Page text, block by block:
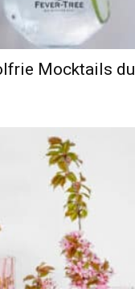
Mocktails